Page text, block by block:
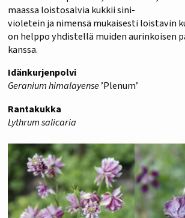
maassa loistosalvia kukkii sini-
violetein ja nimensä mukaisesti loistavin
on helppo yhdistellä muiden aurinkoisen
kanssa.
Idänkurjenpolvi
Geranium himalayense’Plenum’
Rantakukka
Lythrum salicaria